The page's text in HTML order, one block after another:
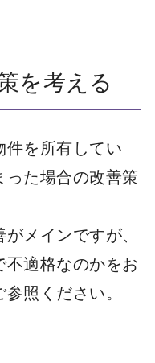
を考える
件を所有してい
た場合の改善策
メインですが、
適格なのかをお
照ください。